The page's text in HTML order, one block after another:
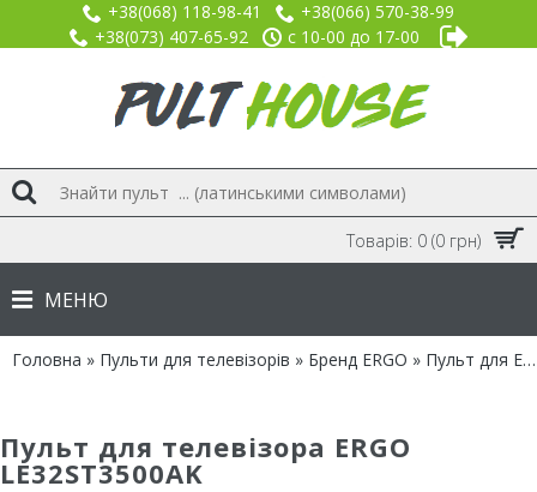
+38(068) 118-98-41
+38(066) 570-38-99
+38(073) 407-65-92
с 10-00 до 17-00
Товарів: 0 (0 грн)
МЕНЮ
Головна » Пульти для телевізорів » Бренд ERGO » Пульт для ERGO LE32ST3500AK
Пульт для телевізора ERGO
LE32ST3500AK